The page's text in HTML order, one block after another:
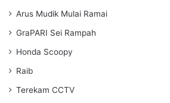
Arus Mudik Mulai Ramai
GraPARI Sei Rampah
Honda Scoopy
Raib
Terekam CCTV